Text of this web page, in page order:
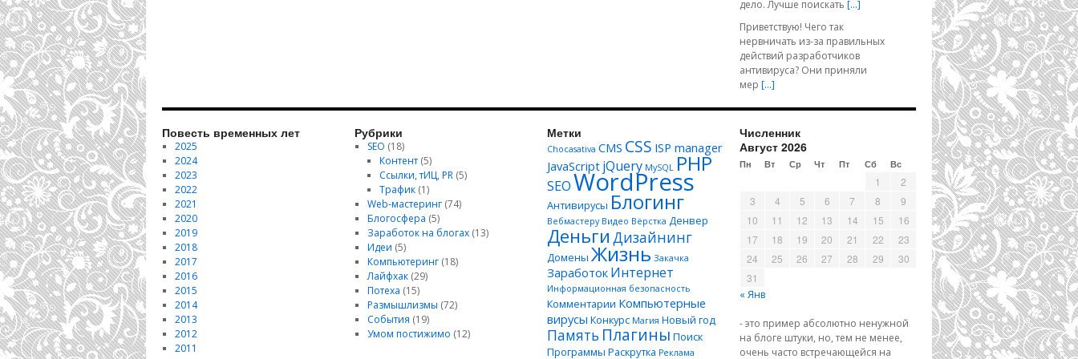
дело. Лучше поискать […]
Приветствую! Чего так
нервничать из-за правильных
действий разработчиков
антивируса? Они приняли
мер […]
Повесть временных лет
2025
2024
2023
2022
2021
2020
2019
2018
2017
2016
2015
2014
2013
2012
2011
Рубрики
SEO (18)
Контент (5)
Ссылки, тИЦ, PR (5)
Трафик (1)
Web-мастеринг(74)
Блогосфера (5)
Заработок на блогах(13)
Идеи (5)
Компьютеринг(18)
Лайфхак(29)
Потеха (15)
Размышлизмы (72)
События (19)
Умом постижимо (12)
Метки
Chocasativa CMS CSS ISP manager
JavaScript jQuery MySQL PHP
SEOWordPress
Антивирусы Блогинг
Вебмастеру Видео Вёрстка Денвер
Деньги Дизайнинг
Домены Жизнь Закачка
Заработок Интернет
Информационная безопасность
Комментарии Компьютерные
вирусы Конкурс Магия Новый год
Память Плагины Поиск
Программы Раскрутка Реклама
Численник
Август 2026
Пн Вт Ср Чт Пт Сб Вс
1
2
3
4 5 6 7 8
9
10
11 12 13 14 15
16
17
18 19 20 21 22
23
24
25 26 27 28 29
30
31
« Янв
- это пример абсолютно ненужной
на блоге штуки, но, тем не менее,
очень часто встречающейся на